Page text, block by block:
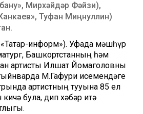
Мирхәйдәр Фәйзи),
Туфан Миңнуллин)
информ»). Уфада мәшһүр
Башкортстанның һәм
артисты Илшат Йомаголовны
М.Гафури исемендәге
артистның тууына 85 ел
була, дип хәбәр итә